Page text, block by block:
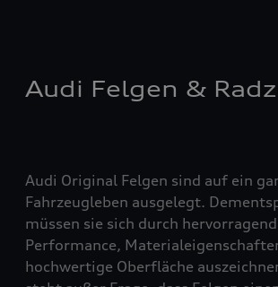
Audi Felgen &
Audi Original Felgen sind auf ein
Fahrzeugleben ausgelegt.
müssen sie sich durch
Performance,
hochwertige Oberfläche